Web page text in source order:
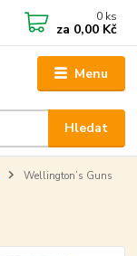
Menu
Hledat
0 ks
za 0,00 Kč
Wellington’s Guns